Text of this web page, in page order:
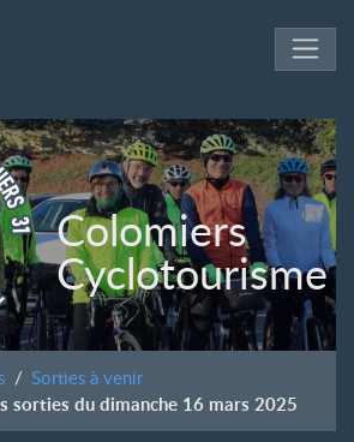
Colomiers
Cyclotourisme
Sorties à venir
sorties du dimanche 16 mars 2025